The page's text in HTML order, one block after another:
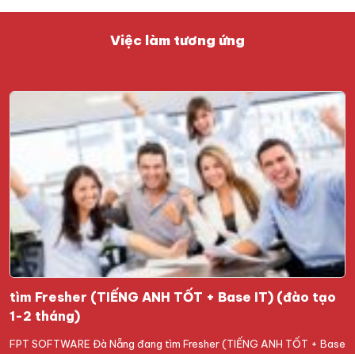
Việc làm tương ứng
tìm Fresher (TIẾNG ANH TỐT + Base IT) (đào tạo
1-2 tháng)
FPT SOFTWARE Đà Nẵng đang tìm Fresher (TIẾNG ANH TỐT + Base